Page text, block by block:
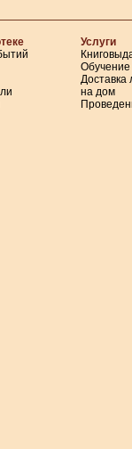
Услуги
Обучение
Доставка
на дом